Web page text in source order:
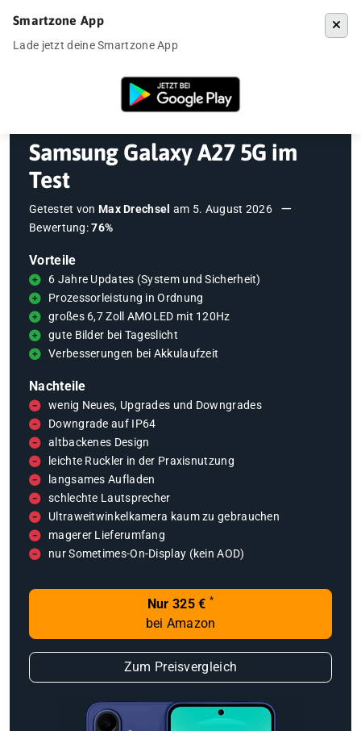
Testberichte Samsung Galaxy A27 5G im Test
Samsung Galaxy A27 5G im
Test
Getestet von Max Drechsel am 5. August 2026
Bewertung:76%
Vorteile
6 Jahre Updates (System und Sicherheit)
Prozessorleistung in Ordnung
großes 6,7 Zoll AMOLED mit 120Hz
gute Bilder bei Tageslicht
Verbesserungen bei Akkulaufzeit
Nachteile
wenig Neues, Upgrades und Downgrades
Downgrade auf IP64
altbackenes Design
leichte Ruckler in der Praxisnutzung
langsames Aufladen
schlechte Lautsprecher
Ultraweitwinkelkamera kaum zu gebrauchen
magerer Lieferumfang
nur Sometimes-On-Display (kein AOD)
Nur 325 € *
bei Amazon
Zum Preisvergleich
Smartzone App
Lade jetzt deine Smartzone App